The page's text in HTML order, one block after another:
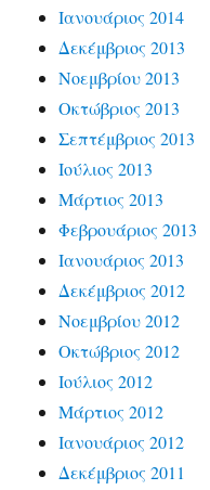
Ιανουάριος 2014
Δεκέμβριος 2013
Νοεμβρίου 2013
Οκτώβριος 2013
Σεπτέμβριος 2013
Ιούλιος 2013
Μάρτιος 2013
Φεβρουάριος 2013
Ιανουάριος 2013
Δεκέμβριος 2012
Νοεμβρίου 2012
Οκτώβριος 2012
Ιούλιος 2012
Μάρτιος 2012
Ιανουάριος 2012
Δεκέμβριος 2011